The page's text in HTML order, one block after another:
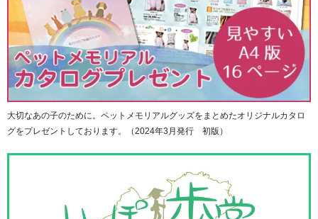
大切なあの子のために。ペットメモリアルグッズをまとめたオリジナルカタロ
グをプレゼントしております。（2024年3月発行 初版）